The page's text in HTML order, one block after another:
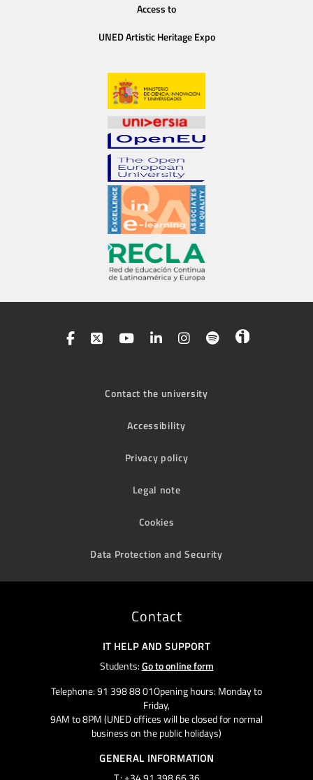
Access to
UNED Artistic Heritage Expo
Contact the university
Accessibility
Privacy policy
Legal note
Cookies
Data Protection and Security
Contact
IT HELP AND SUPPORT
Students:Go to online form
Telephone: 91 398 88 01Opening hours: Monday to
Friday,
9AM to 8PM (UNED offices will be closed for normal
business on the public holidays)
GENERAL INFORMATION